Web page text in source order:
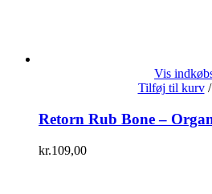
Vis
Tilføj til kurv /
Retorn Rub Bone –
kr.109,00